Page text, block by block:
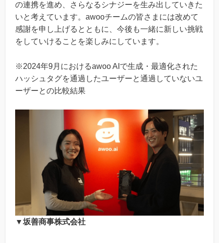
の連携を進め、さらなるシナジーを生み出していきた
いと考えています。awooチームの皆さまには改めて
感謝を申し上げるとともに、今後も一緒に新しい挑戦
をしていけることを楽しみにしています。
※2024年9月におけるawoo AIで生成・最適化された
ハッシュタグを通過したユーザーと通過していないユ
ーザーとの比較結果
▼坂善商事株式会社